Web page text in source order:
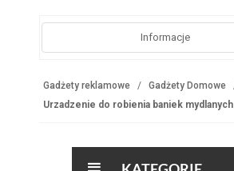
Informacje
Gadżety reklamowe Gadżety Domowe
Urzadzenie do robienia baniek mydlanych